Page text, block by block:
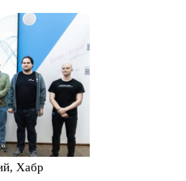
Хабр